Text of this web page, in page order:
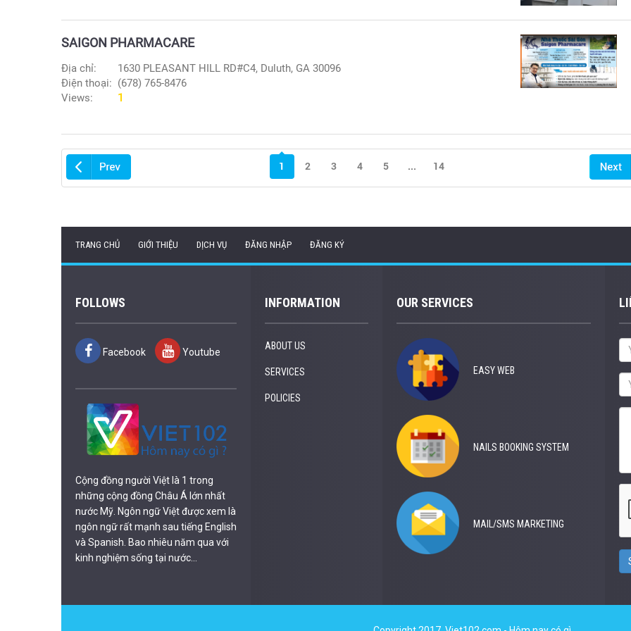
SAIGON PHARMACARE
Địa chỉ:
1630 PLEASANT HILL RD#C4, Duluth, GA 30096
Điện thoại: (678) 765-8476
Views:
1
1 2 3 4 5 ... 14
TRANG CHỦ GIỚI THIỆU DỊCH VỤ ĐĂNG NHẬP ĐĂNG KÝ
FOLLOWS
Facebook Youtube
Cộng đồng người Việt là 1 trong
những cộng đồng Châu Á lớn nhất
nước Mỹ. Ngôn ngữ Việt được xem là
ngôn ngữ rất mạnh sau tiếng English
và Spanish. Bao nhiêu năm qua với
kinh nghiệm sống tại nước...
INFORMATION
ABOUT US
SERVICES
POLICIES
OUR SERVICES
EASY WEB
NAILS BOOKING SYSTEM
MAIL/SMS MARKETING